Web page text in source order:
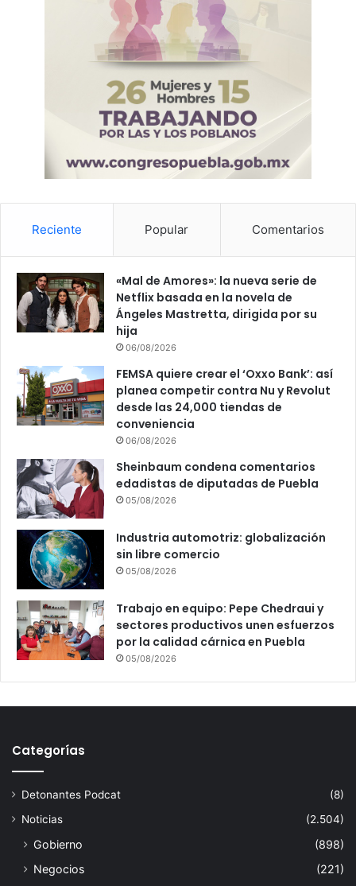
Reciente Popular Comentarios
«Mal de Amores»: la nueva serie de
Netflix basada en la novela de
Ángeles Mastretta, dirigida por su
hija
06/08/2026
FEMSA quiere crear el ‘Oxxo Bank’: así
planea competir contra Nu y Revolut
desde las 24,000 tiendas de
conveniencia
06/08/2026
Sheinbaum condena comentarios
edadistas de diputadas de Puebla
05/08/2026
Industria automotriz: globalización
sin libre comercio
05/08/2026
Trabajo en equipo: Pepe Chedraui y
sectores productivos unen esfuerzos
por la calidad cárnica en Puebla
05/08/2026
Categorías
Detonantes Podcat
(8)
Noticias
(2.504)
Gobierno
(898)
Negocios
(221)